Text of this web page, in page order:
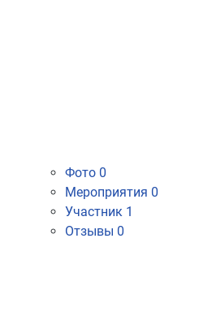
Фото 0
Мероприятия 0
Участник 1
Отзывы 0